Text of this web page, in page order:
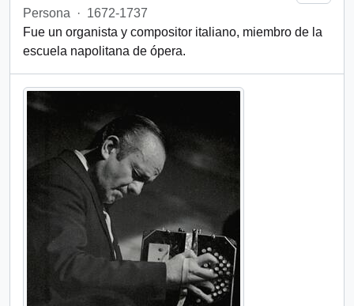
Persona · 1672-1737
Fue un organista y compositor italiano, miembro de la
escuela napolitana de ópera.